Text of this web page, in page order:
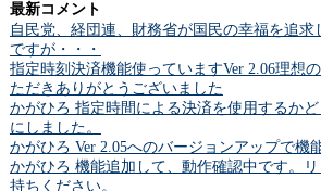
最新コメント
自民党、経団連、財務省が国民の幸福を追
ですが・・・
指定時刻決済機能使っていますVer 2.06理想
ただきありがとうございました
かがひろ 指定時間による決済を使用するか
にしました。
かがひろ Ver 2.05へのバージョンアップで機
かがひろ 機能追加して、動作確認中です。
持ちください。